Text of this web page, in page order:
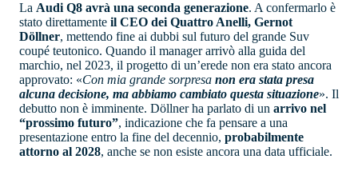
La Audi Q8 avrà una seconda generazione. A confermarlo è
stato direttamente il CEO dei Quattro Anelli, Gernot
Döllner, mettendo fine ai dubbi sul futuro del grande Suv
coupé teutonico. Quando il manager arrivò alla guida del
marchio, nel 2023, il progetto di un’erede non era stato ancora
approvato: «Con mia grande sorpresa non era stata presa
alcuna decisione, ma abbiamo cambiato questa situazione». Il
debutto non è imminente. Döllner ha parlato di un arrivo nel
“prossimo futuro”, indicazione che fa pensare a una
presentazione entro la fine del decennio, probabilmente
attorno al 2028, anche se non esiste ancora una data ufficiale.